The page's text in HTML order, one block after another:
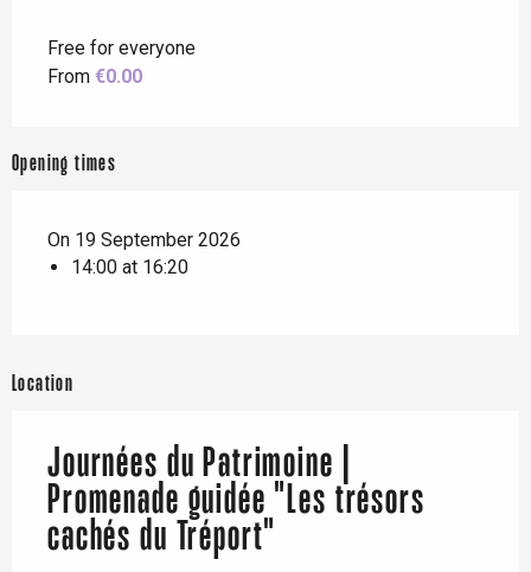
Free for everyone
From €0.00
Opening times
On 19 September 2026
14:00 at 16:20
Location
Journées du Patrimoine |
Promenade guidée "Les trésors
cachés du Tréport"